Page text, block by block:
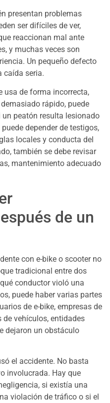
presentan problemas
ser difíciles de ver,
reaccionan mal ante
y muchas veces son
Un pequeño defecto
caída seria.
usa de forma incorrecta,
rápido, puede
un peatón resulta lesionado
depender de testigos,
locales y conducta del
también se debe revisar
mantenimiento adecuado
de un
con e-bike o scooter no
tradicional entre dos
conductor violó una
puede haber varias partes
de e-bike, empresas de
vehículos, entidades
dejaron un obstáculo
el accidente. No basta
involucrada. Hay que
si existía una
violación de tráfico o si el